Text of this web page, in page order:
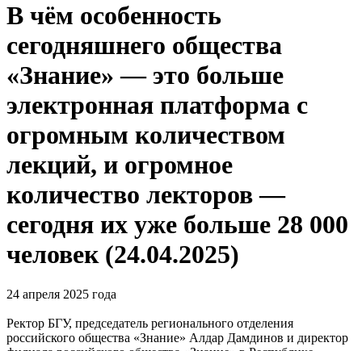
В чём особенность
сегодняшнего общества
«Знание» — это больше
электронная платформа с
огромным количеством
лекций, и огромное
количество лекторов —
сегодня их уже больше 28 000
человек (24.04.2025)
24 апреля 2025 года
Ректор БГУ, председатель регионального отделения
российского общества «Знание» Алдар Дамдинов и директор